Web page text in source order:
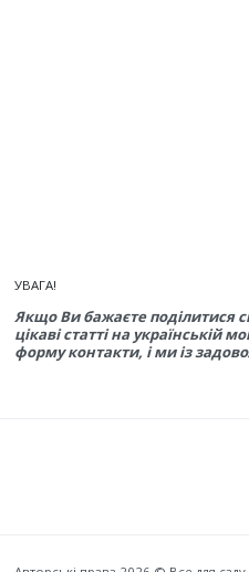
УВАГА!
Якщо Ви бажаєте поділитися
цікаві статті на українській
форму контакти, і ми із